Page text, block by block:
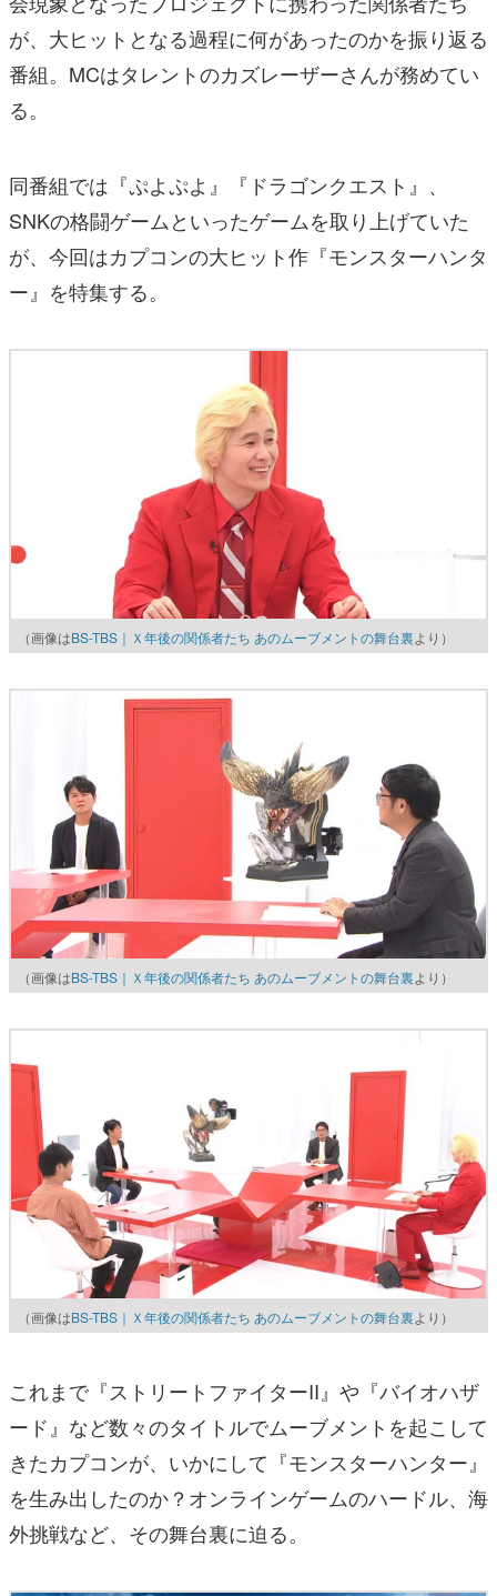
が、大ヒットとなる過程に何があったのかを振り返る
番組。MCはタレントのカズレーザーさんが務めてい
る。
同番組では『ぷよぷよ』『ドラゴンクエスト』、
SNKの格闘ゲームといったゲームを取り上げていた
が、今回はカプコンの大ヒット作『モンスターハンタ
ー』を特集する。
（画像はBS-TBS｜Ｘ年後の関係者たち あのムーブメントの舞台裏より）
（画像はBS-TBS｜Ｘ年後の関係者たち あのムーブメントの舞台裏より）
（画像はBS-TBS｜Ｘ年後の関係者たち あのムーブメントの舞台裏より）
これまで『ストリートファイターII』や『バイオハザ
ード』など数々のタイトルでムーブメントを起こして
きたカプコンが、いかにして『モンスターハンター』
を生み出したのか？オンラインゲームのハードル、海
外挑戦など、その舞台裏に迫る。